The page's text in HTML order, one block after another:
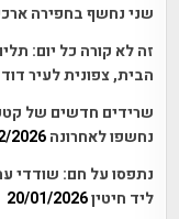
שני נחשף בחפירה
זה לא קורה כל יום:
הבית, צפונית לעיר דוד
שרידים חדשים של
נחשפו לאחרונה 2026
נתפסו על חם: שודדי
ליד חיטין20/01/2026